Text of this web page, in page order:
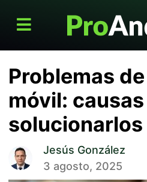
Problemas
móvil:
solucionarlos
Jesús González
3 agosto, 2025